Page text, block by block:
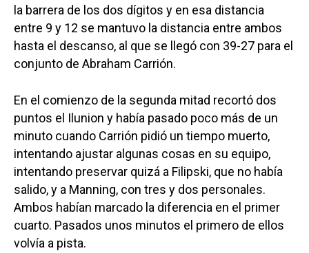
la barrera de los dos dígitos y en esa distancia
entre 9 y 12 se mantuvo la distancia entre ambos
hasta el descanso, al que se llegó con 39-27 para el
conjunto de Abraham Carrión.
En el comienzo de la segunda mitad recortó dos
puntos el Ilunion y había pasado poco más de un
minuto cuando Carrión pidió un tiempo muerto,
intentando ajustar algunas cosas en su equipo,
intentando preservar quizá a Filipski, que no había
salido, y a Manning, con tres y dos personales.
Ambos habían marcado la diferencia en el primer
cuarto. Pasados unos minutos el primero de ellos
volvía a pista.